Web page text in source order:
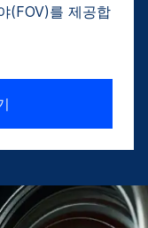
(FOV)를 제공합